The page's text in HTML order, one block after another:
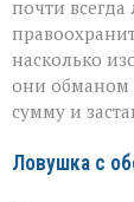
почти
насколько
они обманом
сумму и
Ловушка с